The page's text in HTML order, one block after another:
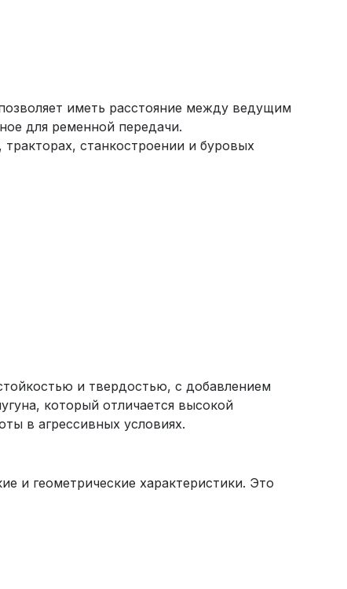
иметь расстояние между ведущим
для ременной передачи.
станкостроении и буровых
и твердостью, с добавлением
который отличается высокой
в агрессивных условиях.
и геометрические характеристики. Это